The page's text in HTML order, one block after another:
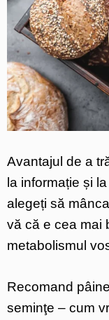
Avantajul de a
la informație și
alegeți să
vă că e cea mai
metabolismul
Recomand
seminţe – cum